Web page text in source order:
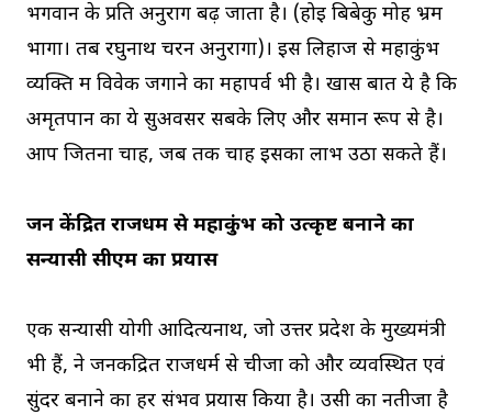
भगवान के प्रति अनुराग बढ़ जाता है। (होइ बिबेकु मोह भ्रम
भागा। तब रघुनाथ चरन अनुरागा)। इस लिहाज से महाकुंभ
व्यक्ति में विवेक जगाने का महापर्व भी है। खास बात ये है कि
अमृतपान का ये सुअवसर सबके लिए और समान रूप से है।
आप जितना चाहें, जब तक चाहें इसका लाभ उठा सकते हैं।
जन केंद्रित राजधर्म से महाकुंभ को उत्कृष्ट बनाने का
सन्यासी सीएम का प्रयास
एक सन्यासी योगी आदित्यनाथ, जो उत्तर प्रदेश के मुख्यमंत्री
भी हैं, ने जनकेंद्रित राजधर्म से चीजों को और व्यवस्थित एवं
सुंदर बनाने का हर संभव प्रयास किया है। उसी का नतीजा है